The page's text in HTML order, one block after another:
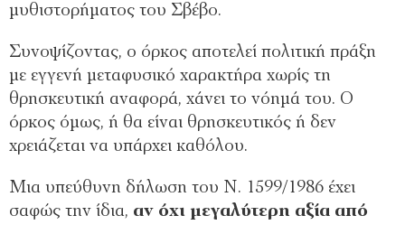
μυθιστορήματος του Σβέβο.
Συνοψίζοντας, ο όρκος αποτελεί πολιτική πράξη
με εγγενή μεταφυσικό χαρακτήρα χωρίς τη
θρησκευτική αναφορά, χάνει το νόημά του. Ο
όρκος όμως, ή θα είναι θρησκευτικός ή δεν
χρειάζεται να υπάρχει καθόλου.
Μια υπεύθυνη δήλωση του Ν. 1599/1986 έχει
σαφώς την ίδια, αν όχι μεγαλύτερη αξία από